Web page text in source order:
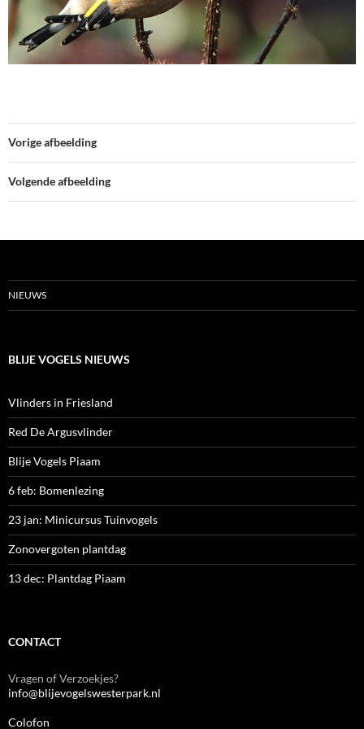
Vorige afbeelding
Volgende afbeelding
NIEUWS
BLIJE VOGELS NIEUWS
Vlinders in Friesland
Red De Argusvlinder
Blije Vogels Piaam
6 feb: Bomenlezing
23 jan: Minicursus Tuinvogels
Zonovergoten plantdag
13 dec: Plantdag Piaam
CONTACT
Vragen of Verzoekjes?
info@blijevogelswesterpark.nl
Colofon